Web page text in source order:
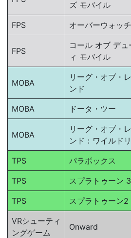
ズ モバイル
FPS オーバーウォッ
FPS
コール オブ デュ
ィ モバイル
MOBA
リーグ・オブ・
ンド
MOBA ドータ・ツー
MOBA
リーグ・オブ・
ンド：ワイルド
TPS パラボックス
TPS スプラトゥーン 3
TPS スプラトゥーン2
VRシューティ
ングゲーム
Onward